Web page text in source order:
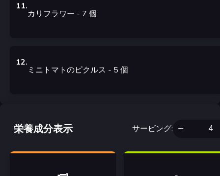
11.
カリフラワー - 7 個
12.
ミニトマトのピクルス - 5 個
栄養成分表示 サービング: